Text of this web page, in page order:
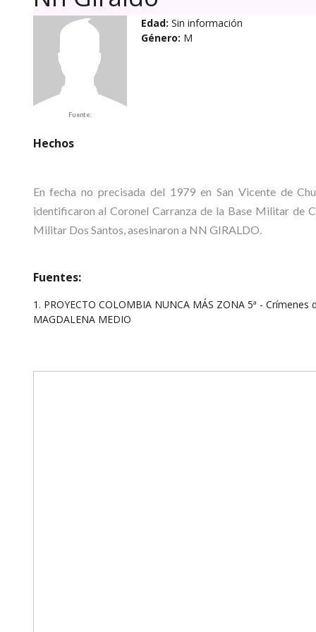
Fuente:
Edad: Sin información
Género: M
Hechos
En fecha no precisada del 1979 en San Vicente de
identificaron al Coronel Carranza de la Base Militar de
Militar Dos Santos, asesinaron a NN GIRALDO.
Fuentes:
1. PROYECTO COLOMBIA NUNCA MÁS ZONA 5ª -
MAGDALENA MEDIO